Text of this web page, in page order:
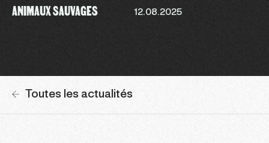
ANIMAUX SAUVAGES 12.08.2025
Toutes les actualités